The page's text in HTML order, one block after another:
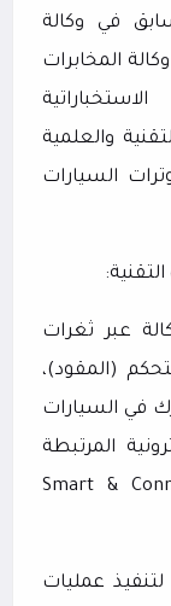
في وكالة
المخابرات
والعلمية
السيارات
عبر ثغرات
(المقود)،
في السيارات
المرتبطة
Smart &
عمليات